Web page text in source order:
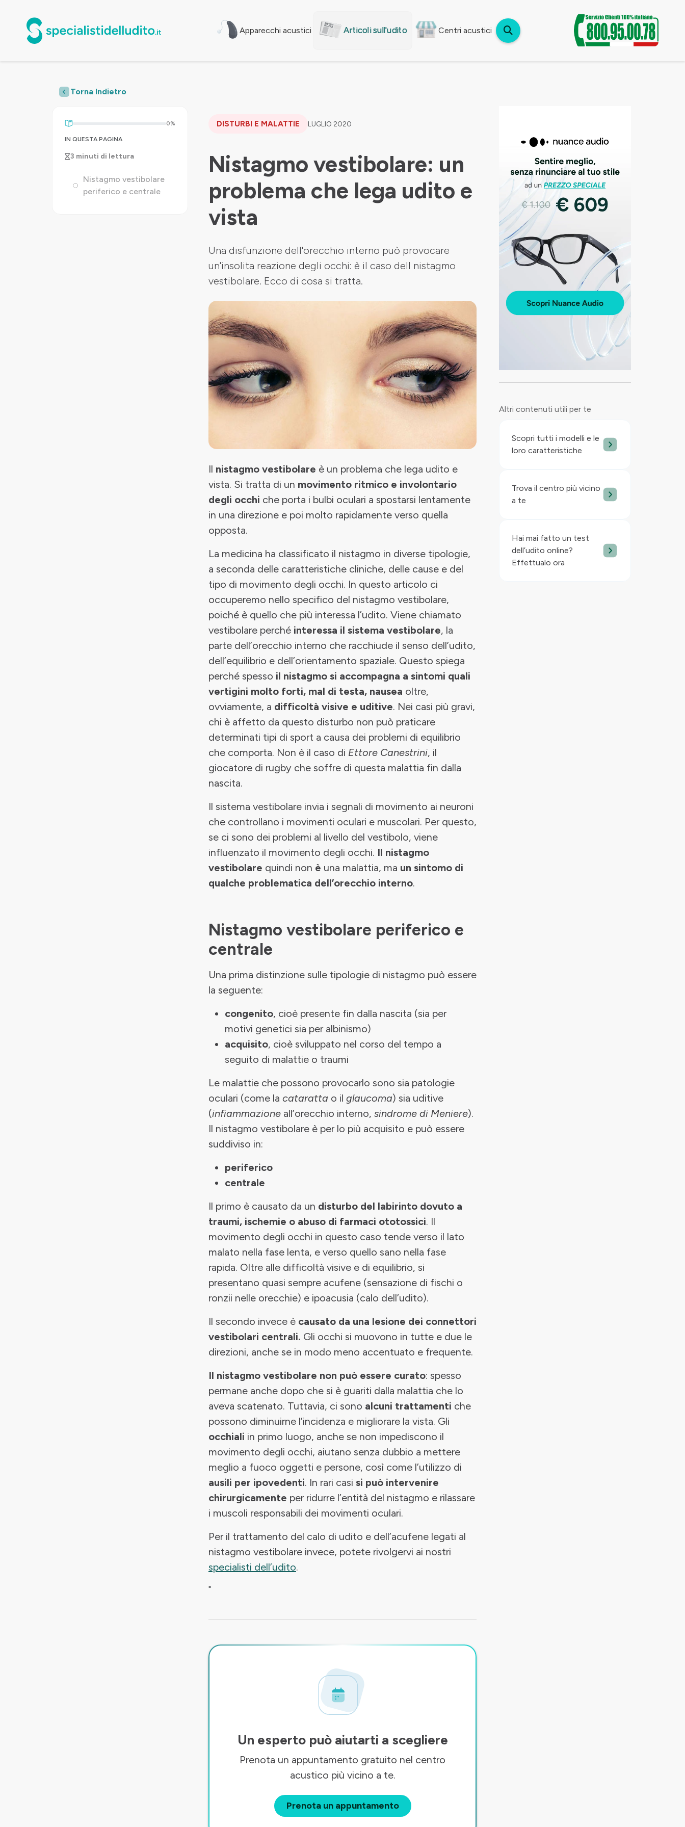
Apparecchi acustici Articoli sull'udito Centri acustici
Torna Indietro
0%
IN QUESTA PAGINA
3 minuti di lettura
Nistagmo vestibolare
periferico e centrale
DISTURBI E MALATTIE LUGLIO 2020
Nistagmo vestibolare: un
problema che lega udito e
vista
Una disfunzione dell'orecchio interno può provocare
un'insolita reazione degli occhi: è il caso dell nistagmo
vestibolare. Ecco di cosa si tratta.
Il nistagmo vestibolare è un problema che lega udito e
vista. Si tratta di un movimento ritmico e involontario
degli occhi che porta i bulbi oculari a spostarsi lentamente
in una direzione e poi molto rapidamente verso quella
opposta.
La medicina ha classificato il nistagmo in diverse tipologie,
a seconda delle caratteristiche cliniche, delle cause e del
tipo di movimento degli occhi. In questo articolo ci
occuperemo nello specifico del nistagmo vestibolare,
poiché è quello che più interessa l’udito. Viene chiamato
vestibolare perché interessa il sistema vestibolare, la
parte dell’orecchio interno che racchiude il senso dell’udito,
dell’equilibrio e dell’orientamento spaziale. Questo spiega
perché spesso il nistagmo si accompagna a sintomi quali
vertigini molto forti, mal di testa, nausea oltre,
ovviamente, a difficoltà visive e uditive. Nei casi più gravi,
chi è affetto da questo disturbo non può praticare
determinati tipi di sport a causa dei problemi di equilibrio
che comporta. Non è il caso di Ettore Canestrini, il
giocatore di rugby che soffre di questa malattia fin dalla
nascita.
Il sistema vestibolare invia i segnali di movimento ai neuroni
che controllano i movimenti oculari e muscolari. Per questo,
se ci sono dei problemi al livello del vestibolo, viene
influenzato il movimento degli occhi. Il nistagmo
vestibolare quindi non è una malattia, ma un sintomo di
qualche problematica dell’orecchio interno.
Nistagmo vestibolare periferico e
centrale
Una prima distinzione sulle tipologie di nistagmo può essere
la seguente:
congenito, cioè presente fin dalla nascita (sia per
motivi genetici sia per albinismo)
acquisito, cioè sviluppato nel corso del tempo a
seguito di malattie o traumi
Le malattie che possono provocarlo sono sia patologie
oculari (come la cataratta o il glaucoma) sia uditive
(infiammazione all’orecchio interno, sindrome di Meniere).
Il nistagmo vestibolare è per lo più acquisito e può essere
suddiviso in:
periferico
centrale
Il primo è causato da un disturbo del labirinto dovuto a
traumi, ischemie o abuso di farmaci ototossici. Il
movimento degli occhi in questo caso tende verso il lato
malato nella fase lenta, e verso quello sano nella fase
rapida. Oltre alle difficoltà visive e di equilibrio, si
presentano quasi sempre acufene (sensazione di fischi o
ronzii nelle orecchie) e ipoacusia (calo dell’udito).
Il secondo invece è causato da una lesione dei connettori
vestibolari centrali. Gli occhi si muovono in tutte e due le
direzioni, anche se in modo meno accentuato e frequente.
Il nistagmo vestibolare non può essere curato: spesso
permane anche dopo che si è guariti dalla malattia che lo
aveva scatenato. Tuttavia, ci sono alcuni trattamenti che
possono diminuirne l’incidenza e migliorare la vista. Gli
occhiali in primo luogo, anche se non impediscono il
movimento degli occhi, aiutano senza dubbio a mettere
meglio a fuoco oggetti e persone, così come l’utilizzo di
ausili per ipovedenti. In rari casi si può intervenire
chirurgicamente per ridurre l’entità del nistagmo e rilassare
i muscoli responsabili dei movimenti oculari.
Per il trattamento del calo di udito e dell’acufene legati al
nistagmo vestibolare invece, potete rivolgervi ai nostri
specialisti dell’udito.
"
Un esperto può aiutarti a scegliere
Prenota un appuntamento gratuito nel centro
acustico più vicino a te.
Prenota un appuntamento
Altri contenuti utili per te
Scopri tutti i modelli e le
loro caratteristiche
Trova il centro più vicino
a te
Hai mai fatto un test
dell’udito online?
Effettualo ora